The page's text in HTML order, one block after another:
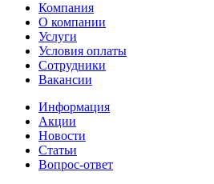
Компания
О компании
Услуги
Условия оплаты
Сотрудники
Вакансии
Информация
Акции
Новости
Статьи
Вопрос-ответ